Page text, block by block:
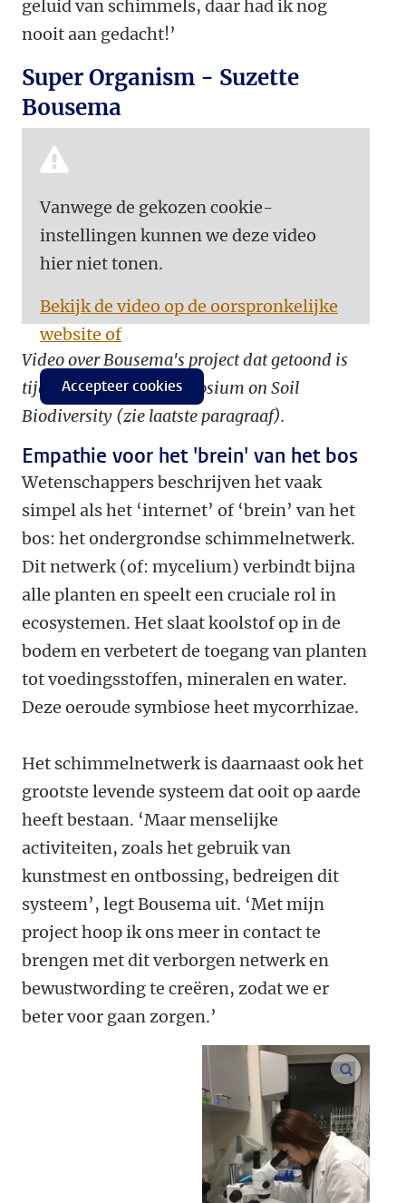
geluid van schimmels, daar had ik nog
nooit aan gedacht!’
Super Organism - Suzette
Bousema
Vanwege de gekozen cookie-
instellingen kunnen we deze video
hier niet tonen.
Bekijk de video op de oorspronkelijke
website of
Accepteer cookies
Video over Bousema's project dat getoond is
tijdens het Global Symposium on Soil
Biodiversity (zie laatste paragraaf).
Empathie voor het 'brein' van het bos
Wetenschappers beschrijven het vaak
simpel als het ‘internet’ of ‘brein’ van het
bos: het ondergrondse schimmelnetwerk.
Dit netwerk (of: mycelium) verbindt bijna
alle planten en speelt een cruciale rol in
ecosystemen. Het slaat koolstof op in de
bodem en verbetert de toegang van planten
tot voedingsstoffen, mineralen en water.
Deze oeroude symbiose heet mycorrhizae.
Het schimmelnetwerk is daarnaast ook het
grootste levende systeem dat ooit op aarde
heeft bestaan. ‘Maar menselijke
activiteiten, zoals het gebruik van
kunstmest en ontbossing, bedreigen dit
systeem’, legt Bousema uit. ‘Met mijn
project hoop ik ons meer in contact te
brengen met dit verborgen netwerk en
bewustwording te creëren, zodat we er
beter voor gaan zorgen.’